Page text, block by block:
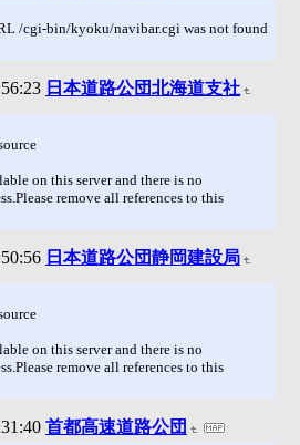
/cgi-bin/kyoku/navibar.cgi was not found
日本道路公団北海道支社
on this server and there is no
remove all references to this
日本道路公団静岡建設局
on this server and there is no
remove all references to this
首都高速道路公団